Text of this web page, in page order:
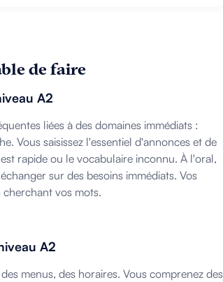
de faire
A2
liées à des domaines immédiats :
Vous saisissez l'essentiel d'annonces et de
rapide ou le vocabulaire inconnu. À l'oral,
sur des besoins immédiats. Vos
cherchant vos mots.
A2
menus, des horaires. Vous comprenez des